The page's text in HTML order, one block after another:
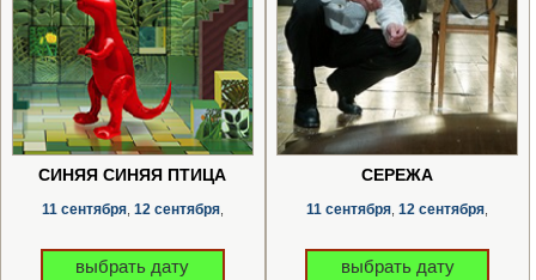
СИНЯЯ СИНЯЯ ПТИЦА
11 сентября, 12 сентября,
выбрать дату
СЕРЁЖА
11 сентября 12 сентября
выбрать дату